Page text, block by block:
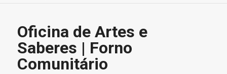
Oficina de Artes e
Saberes | Forno
Comunitário